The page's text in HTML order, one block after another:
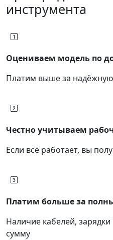
инструмента
Оцениваем модель по
Платим выше за
Честно учитываем
Если всё работает, вы
Платим больше за
Наличие кабелей,
сумму